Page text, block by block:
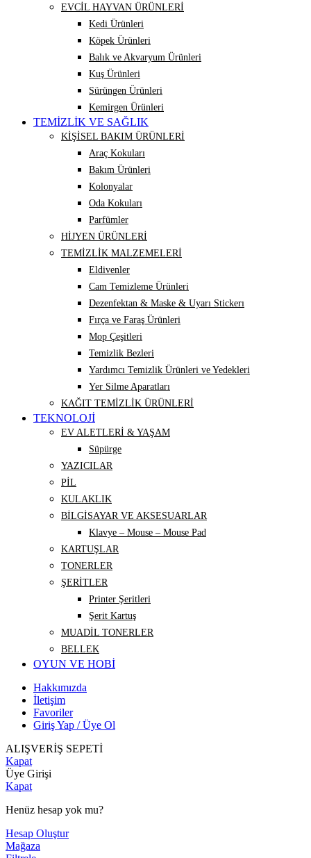
EVCİL HAYVAN ÜRÜNLERİ
Kedi Ürünleri
Köpek Ürünleri
Balık ve Akvaryum Ürünleri
Kuş Ürünleri
Sürüngen Ürünleri
Kemirgen Ürünleri
TEMİZLİK VE SAĞLIK
KİŞİSEL BAKIM ÜRÜNLERİ
Araç Kokuları
Bakım Ürünleri
Kolonyalar
Oda Kokuları
Parfümler
HİJYEN ÜRÜNLERİ
TEMİZLİK MALZEMELERİ
Eldivenler
Cam Temizleme Ürünleri
Dezenfektan & Maske & Uyarı Stickerı
Fırça ve Faraş Ürünleri
Mop Çeşitleri
Temizlik Bezleri
Yardımcı Temizlik Ürünleri ve Yedekleri
Yer Silme Aparatları
KAĞIT TEMİZLİK ÜRÜNLERİ
TEKNOLOJİ
EV ALETLERİ & YAŞAM
Süpürge
YAZICILAR
PİL
KULAKLIK
BİLGİSAYAR VE AKSESUARLAR
Klavye – Mouse – Mouse Pad
KARTUŞLAR
TONERLER
ŞERİTLER
Printer Şeritleri
Şerit Kartuş
MUADİL TONERLER
BELLEK
OYUN VE HOBİ
Hakkımızda
İletişim
Favoriler
Giriş Yap / Üye Ol
ALIŞVERİŞ SEPETİ
Kapat
Üye Girişi
Kapat
Henüz hesap yok mu?
Hesap Oluştur
Mağaza